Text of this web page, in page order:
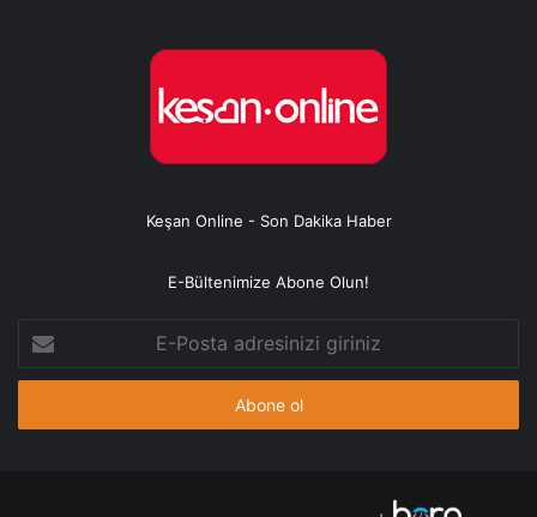
Keşan Online - Son Dakika Haber
E-Bültenimize Abone Olun!
Posta
adresinizi